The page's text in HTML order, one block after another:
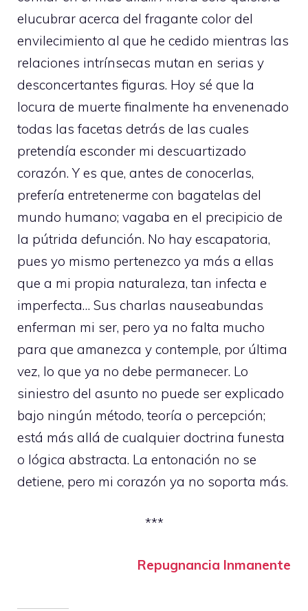
elucubrar acerca del fragante color del
envilecimiento al que he cedido mientras las
relaciones intrínsecas mutan en serias y
desconcertantes figuras. Hoy sé que la
locura de muerte finalmente ha envenenado
todas las facetas detrás de las cuales
pretendía esconder mi descuartizado
corazón. Y es que, antes de conocerlas,
prefería entretenerme con bagatelas del
mundo humano; vagaba en el precipicio de
la pútrida defunción. No hay escapatoria,
pues yo mismo pertenezco ya más a ellas
que a mi propia naturaleza, tan infecta e
imperfecta… Sus charlas nauseabundas
enferman mi ser, pero ya no falta mucho
para que amanezca y contemple, por última
vez, lo que ya no debe permanecer. Lo
siniestro del asunto no puede ser explicado
bajo ningún método, teoría o percepción;
está más allá de cualquier doctrina funesta
o lógica abstracta. La entonación no se
detiene, pero mi corazón ya no soporta más.
***
Repugnancia Inmanente